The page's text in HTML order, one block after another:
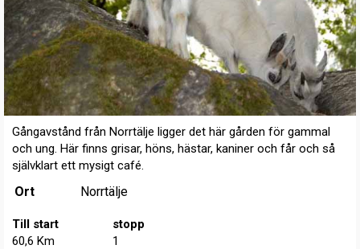
Gångavstånd från Norrtälje ligger det här gården för gammal
och ung. Här finns grisar, höns, hästar, kaniner och får och så
självklart ett mysigt café.
Ort Norrtälje
Till start
60,6 Km
stopp
1